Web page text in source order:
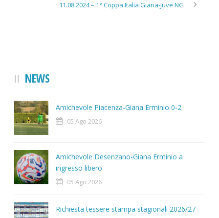
11.08.2024 – 1° Coppa Italia Giana-Juve NG
NEWS
Amichevole Piacenza-Giana Erminio 0-2
05 Ago 2026
Amichevole Desenzano-Giana Erminio a
ingresso libero
05 Ago 2026
Richiesta tessere stampa stagionali 2026/27